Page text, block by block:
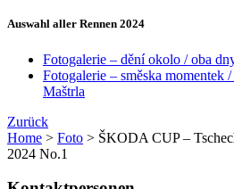
Auswahl aller Rennen 2024
Fotogalerie – dění okolo / oba
Fotogalerie – směska momentek
Maštrla
Zurück
Home > Foto > ŠKODA CUP –
2024 No.1